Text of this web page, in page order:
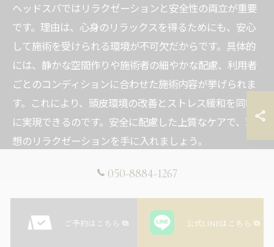
ヘッドスパではリラクゼーションと安全性の両立が重要
です。理由は、心身のリラックスを得るためにも、安心
して施術を受けられる環境が不可欠だからです。具体的
には、静かな空間作りや施術者の細やかな配慮、利用者
ごとのコンディションに合わせた施術内容が挙げられま
す。これにより、頭皮環境の改善とストレス緩和を同時
に実現できるのです。安全に配慮した上質なケアで、理
想のリラクゼーションを手に入れましょう。
心身を癒す西船橋駅のヘッ
ドスパ活用法
050-8884-1267
ご予約はこちら 公式LINEはこちら